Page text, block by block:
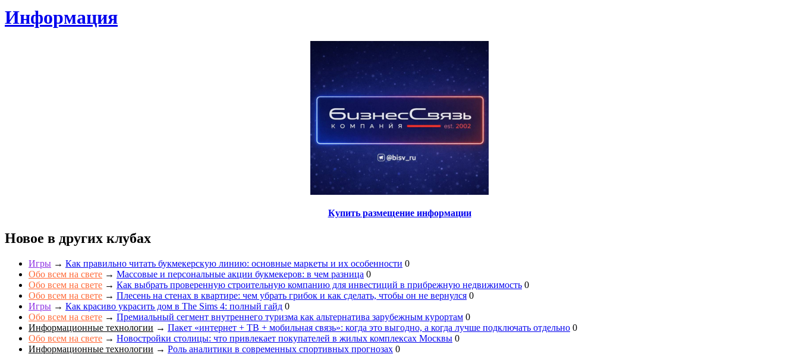
Информация
Купить размещение информации
Новое в других клубах
Игры → Как правильно читать букмекерскую линию: основные маркеты и их особенности 0
Обо всем на свете → Массовые и персональные акции букмекеров: в чем разница 0
Обо всем на свете → Как выбрать проверенную строительную компанию для инвестиций в прибрежную недвижимость 0
Обо всем на свете → Плесень на стенах в квартире: чем убрать грибок и как сделать, чтобы он не вернулся 0
Игры → Как красиво украсить дом в The Sims 4: полный гайд 0
Обо всем на свете → Премиальный сегмент внутреннего туризма как альтернатива зарубежным курортам 0
Информационные технологии → Пакет «интернет + ТВ + мобильная связь»: когда это выгодно, а когда лучше подключать отдельно 0
Обо всем на свете → Новостройки столицы: что привлекает покупателей в жилых комплексах Москвы 0
Информационные технологии → Роль аналитики в современных спортивных прогнозах 0